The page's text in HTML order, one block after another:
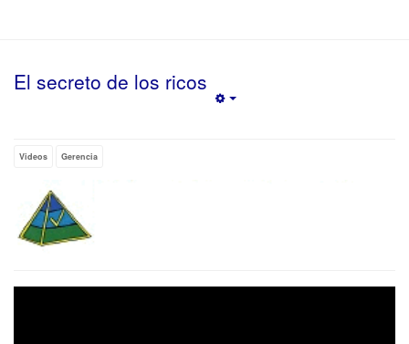
El secreto de los ricos
Videos Gerencia